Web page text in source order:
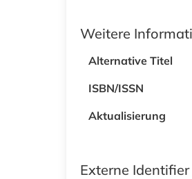
Weitere
Alternative Titel
ISBN/ISSN
Aktualisierung
Externe Identifier